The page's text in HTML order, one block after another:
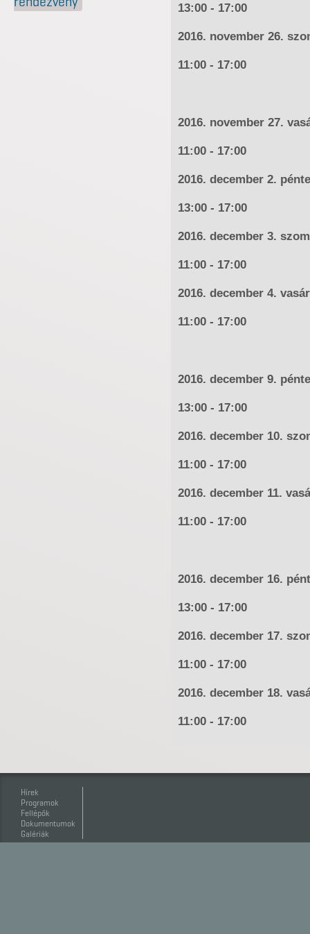
13:00 - 17:00
2016. november 26.
11:00 - 17:00
2016. november 27.
11:00 - 17:00
2016. december 2.
13:00 - 17:00
2016. december 3.
11:00 - 17:00
2016. december 4.
11:00 - 17:00
2016. december 9.
13:00 - 17:00
2016. december 10.
11:00 - 17:00
2016. december 11.
11:00 - 17:00
2016. december 16.
13:00 - 17:00
2016. december 17.
11:00 - 17:00
2016. december 18.
11:00 - 17:00
Hírek
Programok
Fellépők
Dokumentumok
Galériák